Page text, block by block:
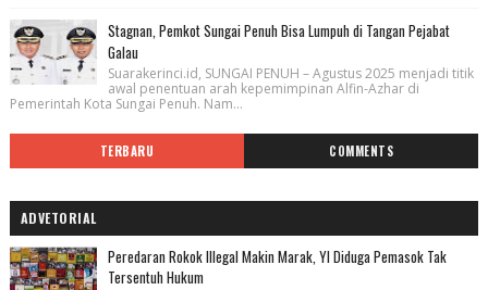
Stagnan, Pemkot Sungai Penuh Bisa Lumpuh di Tangan Pejabat
Galau
Suarakerinci.id, SUNGAI PENUH – Agustus 2025 menjadi titik
awal penentuan arah kepemimpinan Alfin-Azhar di
Pemerintah Kota Sungai Penuh. Nam...
TERBARU COMMENTS
ADVETORIAL
Peredaran Rokok Illegal Makin Marak, YI Diduga Pemasok Tak
Tersentuh Hukum